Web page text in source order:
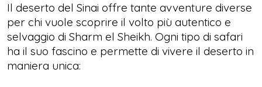
Il deserto del Sinai offre tante avventure diverse
per chi vuole scoprire il volto più autentico e
selvaggio di Sharm el Sheikh. Ogni tipo di safari
ha il suo fascino e permette di vivere il deserto in
maniera unica: